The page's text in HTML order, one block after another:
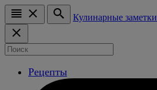
Кулинарные заметки
Рецепты